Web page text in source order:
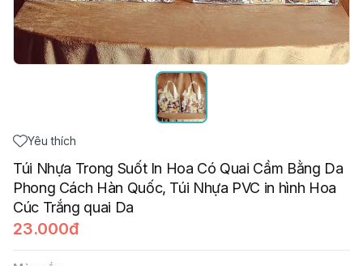
Yêu thích
Túi Nhựa Trong Suốt In Hoa Có Quai Cầm Bằng Da
Phong Cách Hàn Quốc, Túi Nhựa PVC in hình Hoa
Cúc Trắng quai Da
23.000đ